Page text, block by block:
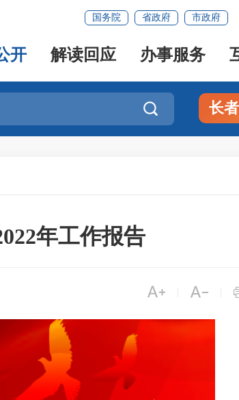
国务院 省政府 市政府
开 解读回应 办事服务
 长
年工作报告
 